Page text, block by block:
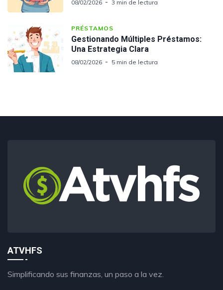
08/02/2026 3 min de lectura
PRÉSTAMOS
Gestionando Múltiples Préstamos:
Una Estrategia Clara
08/02/2026 5 min de lectura
ATVHFS
Simplificando sus finanzas, un paso a la vez.